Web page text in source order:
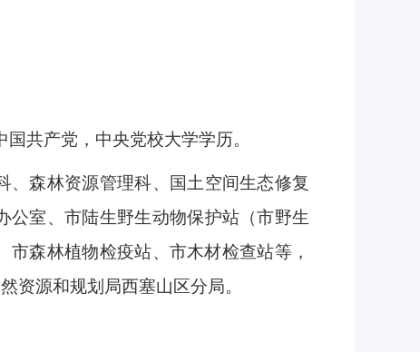
共产党，中央党校大学学历。
、森林资源管理科、国土空间生态修复
公室、市陆生野生动物保护站（市野生
市森林植物检疫站、市木材检查站等，
然资源和规划局西塞山区分局。